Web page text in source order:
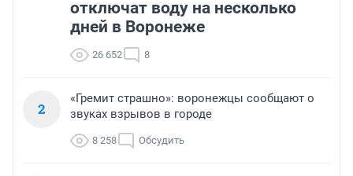
отключат воду на несколько
дней в Воронеже
26 652 8
2
«Гремит страшно»: воронежцы сообщают о
звуках взрывов в городе
8 258 Обсудить